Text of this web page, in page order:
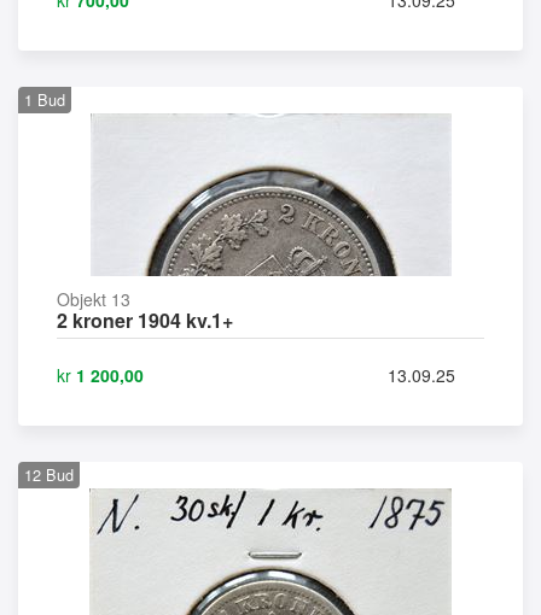
1 Bud
Objekt 13
2 kroner 1904 kv.1+
kr 1 200,00 13.09.25
12 Bud